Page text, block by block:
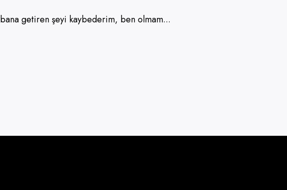
getiren şeyi kaybederim, ben olmam...